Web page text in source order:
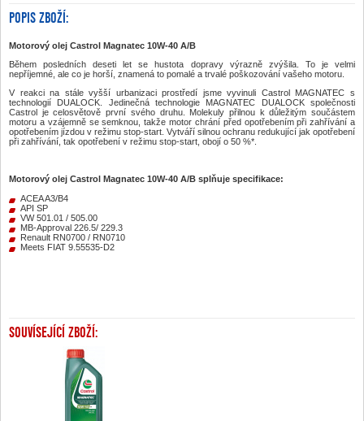
POPIS ZBOŽÍ:
Motorový olej Castrol Magnatec 10W-40 A/B
Během posledních deseti let se hustota dopravy výrazně zvýšila. To je velmi
nepříjemné, ale co je horší, znamená to pomalé a trvalé poškozování vašeho motoru.
V reakci na stále vyšší urbanizaci prostředí jsme vyvinuli Castrol MAGNATEC s
technologií DUALOCK. Jedinečná technologie MAGNATEC DUALOCK společnosti
Castrol je celosvětově první svého druhu. Molekuly přilnou k důležitým součástem
motoru a vzájemně se semknou, takže motor chrání před opotřebením při zahřívání a
opotřebením jízdou v režimu stop-start. Vytváří silnou ochranu redukující jak opotřebení
při zahřívání, tak opotřebení v režimu stop-start, obojí o 50 %*.
Motorový olej Castrol Magnatec 10W-40 A/B splňuje specifikace:
ACEA A3/B4
API SP
VW 501.01 / 505.00
MB-Approval 226.5/ 229.3
Renault RN0700 / RN0710
Meets FIAT 9.55535-D2
SOUVÍSEJÍCÍ ZBOŽÍ: